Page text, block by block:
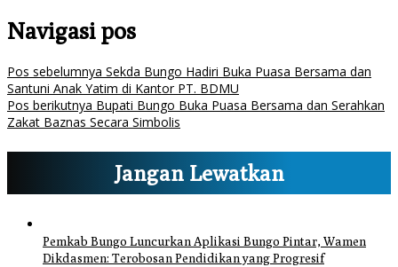
Navigasi pos
Pos sebelumnya Sekda Bungo Hadiri Buka Puasa Bersama dan
Santuni Anak Yatim di Kantor PT. BDMU
Pos berikutnya Bupati Bungo Buka Puasa Bersama dan Serahkan
Zakat Baznas Secara Simbolis
Jangan Lewatkan
Pemkab Bungo Luncurkan Aplikasi Bungo Pintar, Wamen
Dikdasmen: Terobosan Pendidikan yang Progresif